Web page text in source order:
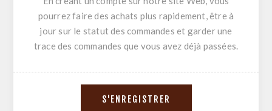
pourrez faire des achats plus rapidement, être à
jour sur le statut des commandes et garder une
trace des commandes que vous avez déjà passées.